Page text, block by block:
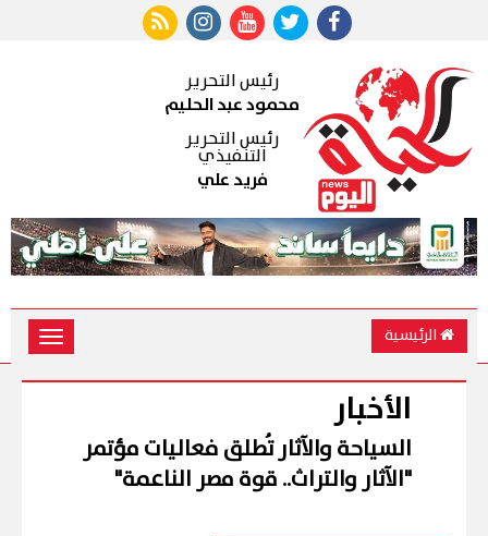
رئيس التحرير
محمود عبد الحليم
رئيس التحرير
التنفيذي
فريد علي
الرئيسية
Toggle
الأخبار
السياحة والآثار تُطلق فعاليات مؤتمر
"الآثار والتراث.. قوة مصر الناعمة"